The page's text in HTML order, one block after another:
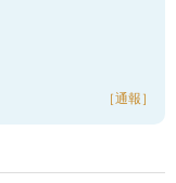
［通報］